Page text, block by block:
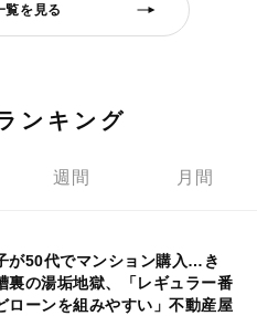
覧を見る
ンキング
週間 月間
が50代でマンション購入…き
裏の湯垢地獄、「レギュラー番
ローンを組みやすい」不動産屋